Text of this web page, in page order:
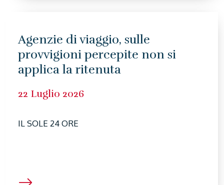
Agenzie di viaggio, sulle
provvigioni percepite non si
applica la ritenuta
22 Luglio 2026
IL SOLE 24 ORE